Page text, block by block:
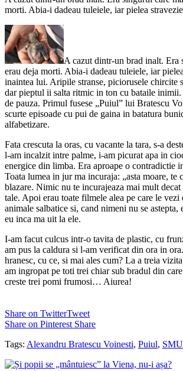
morti. Abia-i dadeau tuleiele, iar pielea
A cazut dintr-un brad inalt. Era
erau deja morti. Abia-i dadeau tuleiele, iar
inaintea lui. Aripile stranse, piciorusele chircite
dar pieptul ii salta ritmic in ton cu bataile
de pauza. Primul fusese „Puiul” lui Bratescu
scurte episoade cu pui de gaina in batatura
alfabetizare.
Fata crescuta la oras, cu vacante la tara, s-a
l-am incalzit intre palme, i-am picurat apa in
energice din limba. Era aproape o contradictie
Toata lumea in jur ma incuraja: „asta moare, te
blazare. Nimic nu te incurajeaza mai mult
tale. Apoi erau toate filmele alea pe care le
animale salbatice si, cand nimeni nu se
eu inca ma uit la ele.
I-am facut culcus intr-o tavita de plastic, cu
am pus la caldura si l-am verificat din ora in
hranesc, cu ce, si mai ales cum? La a treia
am ingropat pe toti trei chiar sub bradul din
creste trei pomi frumosi… Aiurea!
Share on TwitterTweet
Share on Pinterest Share
Tags: Alexandru Bratescu Voinesti, Puiul,